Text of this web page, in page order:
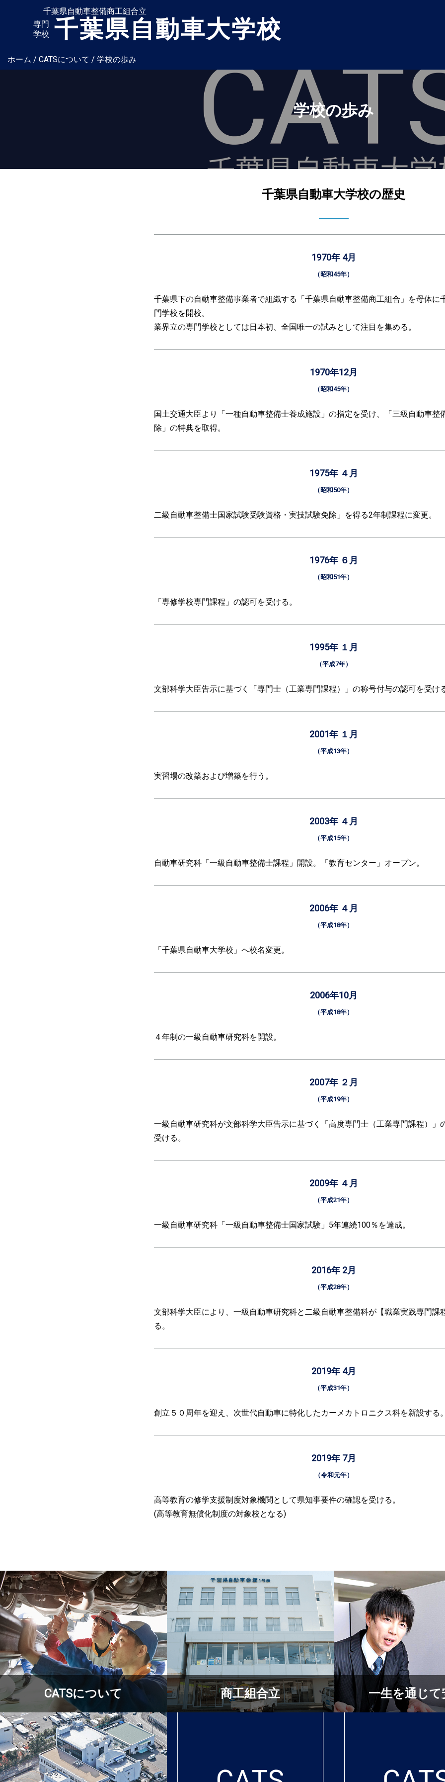
ホーム / CATSについて / 学校の歩み
千葉県自動車整備商工組合立
専門
学校 千葉県自動車大学校
学校の歩み
千葉県自動車大学校の歴史
1970年 4月
（昭和45年）
千葉県下の自動車整備事業者で組織する「千葉県自動車整備商工組合」を母体に
門学校を開校。
業界立の専門学校としては日本初、全国唯一の試みとして注目を集める。
1970年12月
（昭和45年）
国土交通大臣より「一種自動車整備士養成施設」の指定を受け、「三級自動車整
除」の特典を取得。
1975年 ４月
（昭和50年）
二級自動車整備士国家試験受験資格・実技試験免除」を得る2年制課程に変更。
1976年 ６月
（昭和51年）
「専修学校専門課程」の認可を受ける。
1995年 １月
（平成7年）
文部科学大臣告示に基づく「専門士（工業専門課程）」の称号付与の認可を受け
2001年 １月
（平成13年）
実習場の改築および増築を行う。
2003年 ４月
（平成15年）
自動車研究科「一級自動車整備士課程」開設。「教育センター」オープン。
2006年 ４月
（平成18年）
「千葉県自動車大学校」へ校名変更。
2006年10月
（平成18年）
４年制の一級自動車研究科を開設。
2007年 ２月
（平成19年）
一級自動車研究科が文部科学大臣告示に基づく「高度専門士（工業専門課程）」
受ける。
2009年 ４月
（平成21年）
一級自動車研究科「一級自動車整備士国家試験」5年連続100％を達成。
2016年 2月
（平成28年）
文部科学大臣により、一級自動車研究科と二級自動車整備科が【職業実践専門課
る。
2019年 4月
（平成31年）
創立５０周年を迎え、次世代自動車に特化したカーメカトロニクス科を新設する
2019年 7月
（令和元年）
高等教育の修学支援制度対象機関として県知事要件の確認を受ける。
(高等教育無償化制度の対象校となる)
CATSについて 商工組合立 一生を通じて